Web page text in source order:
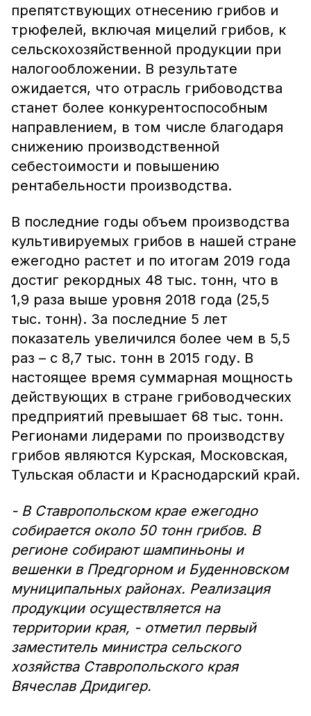
препятствующих отнесению грибов и
трюфелей, включая мицелий грибов, к
сельскохозяйственной продукции при
налогообложении. В результате
ожидается, что отрасль грибоводства
станет более конкурентоспособным
направлением, в том числе благодаря
снижению производственной
себестоимости и повышению
рентабельности производства.
В последние годы объем производства
культивируемых грибов в нашей стране
ежегодно растет и по итогам 2019 года
достиг рекордных 48 тыс. тонн, что в
1,9 раза выше уровня 2018 года (25,5
тыс. тонн). За последние 5 лет
показатель увеличился более чем в 5,5
раз – с 8,7 тыс. тонн в 2015 году. В
настоящее время суммарная мощность
действующих в стране грибоводческих
предприятий превышает 68 тыс. тонн.
Регионами лидерами по производству
грибов являются Курская, Московская,
Тульская области и Краснодарский край.
- В Ставропольском крае ежегодно
собирается около 50 тонн грибов. В
регионе собирают шампиньоны и
вешенки в Предгорном и Буденновском
муниципальных районах. Реализация
продукции осуществляется на
территории края, - отметил первый
заместитель министра сельского
хозяйства Ставропольского края
Вячеслав Дридигер.